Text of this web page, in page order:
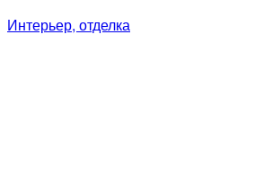
Интерьер, отделка